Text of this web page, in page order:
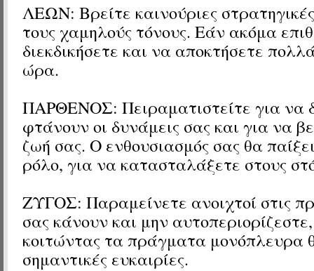
ΛΕΩΝ: Βρείτε καινούριες
τους χαμηλούς τόνους. Εάν ακόμα
διεκδικήσετε και να αποκτήσετε
ώρα.
ΠΑΡΘΕΝΟΣ: Πειραματιστείτε για να
φτάνουν οι δυνάμεις σας και για να
ζωή σας. Ο ενθουσιασμός σας θα
ρόλο, για να κατασταλάξετε στους
ΖΥΓΟΣ: Παραμείνετε ανοιχτοί στις
σας κάνουν και μην
κοιτώντας τα πράγματα μονόπλευρα
σημαντικές ευκαιρίες.